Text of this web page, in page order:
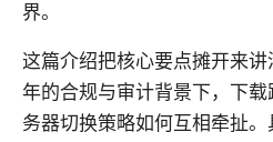
界。
这篇介绍把核心要点摊开来
年的合规与审计背景下，下
务器切换策略如何互相牵扯